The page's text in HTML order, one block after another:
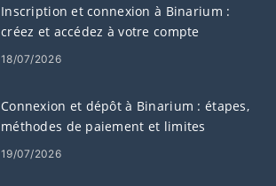
Inscription et connexion à Binarium :
créez et accédez à votre compte
18/07/2026
Connexion et dépôt à Binarium : étapes,
méthodes de paiement et limites
19/07/2026